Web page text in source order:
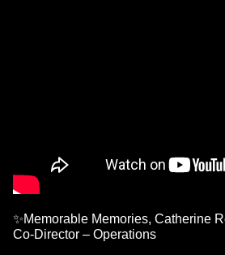
✨Memorable Memories, Catherine
Co-Director – Operations